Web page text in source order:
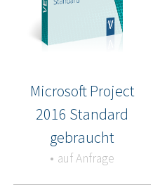
Microsoft Project
2016 Standard
gebraucht
auf Anfrage